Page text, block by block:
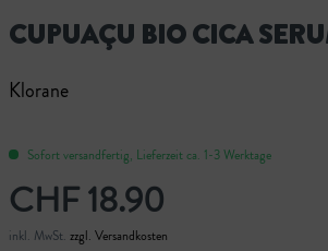
CUPUAÇU BIO CICA
Klorane
Sofort versandfertig, Lieferzeit ca. 1-3 Werktage
CHF 18.90
inkl. MwSt. zzgl. Versandkosten